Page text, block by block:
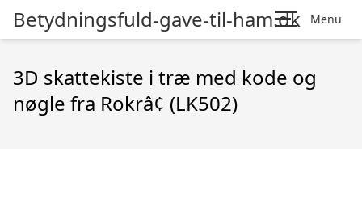
Betydningsfuld-gave-til-ham.dk Menu
3D skattekiste i træ med kode og
nøgle fra Rokrâ¢ (LK502)